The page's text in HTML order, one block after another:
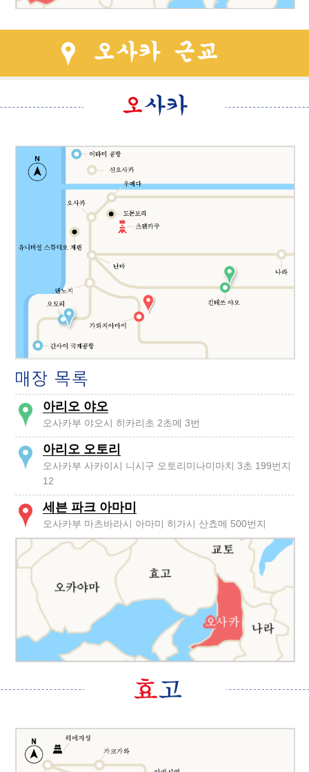
아리오 야오
오사카부 야오시 히카리초 2초메 3번
아리오 오토리
오사카부 사카이시 니시구 오토리미나미마치 3초 199번지
12
세븐 파크 아마미
오사카부 마츠바라시 아마미 히가시 산쵸메 500번지